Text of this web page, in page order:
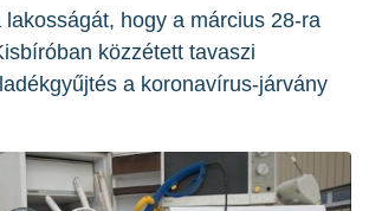
hogy a március 28-ra
közzétett tavaszi
a koronavírus-járvány